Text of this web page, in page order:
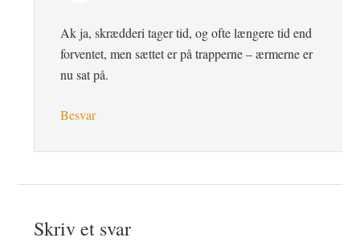
Ak ja, skrædderi tager tid, og ofte længere tid end
forventet, men sættet er på trapperne – ærmerne er
nu sat på.
Besvar
Skriv et svar